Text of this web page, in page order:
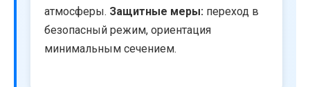
атмосферы. Защитные меры: переход в
безопасный режим, ориентация
минимальным сечением.